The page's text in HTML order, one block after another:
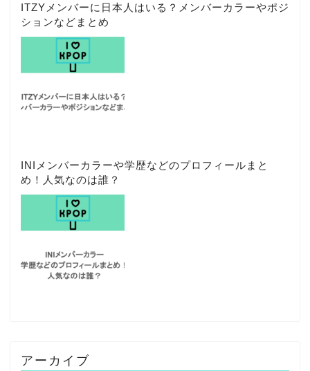
ITZYメンバーに日本人はいる？メンバーカラーやポジ
ションなどまとめ
INIメンバーカラーや学歴などのプロフィールまと
め！人気なのは誰？
アーカイブ